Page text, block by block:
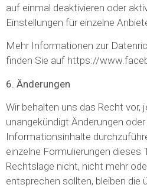
auf einmal deaktivieren oder
Einstellungen für einzelne
Mehr Informationen zur
finden Sie auf https://
6. Änderungen
Wir behalten uns das Recht vor,
unangekündigt Änderungen
Informationsinhalte
einzelne Formulierungen dieses
Rechtslage nicht, nicht mehr
entsprechen sollten, bleiben die